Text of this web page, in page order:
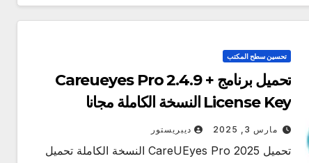
تحسين سطح المكتب
تحميل برنامج Careueyes Pro 2.4.9 +
License Key النسخة الكاملة مجانا
مارس 3, 2025 ديبريستور
تحميل CareUEyes Pro 2025 النسخة الكاملة تحميل